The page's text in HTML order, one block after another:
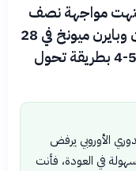
هكذا انتهت مواجهة نصف
النهائي الأولى بين باريس سان جيرمان وبايرن ميونخ في 28
أبريل 2026، حين انتصر الفرنسيون 5-4 بطريقة تحول
الأوروبي يرفض
في العودة، فأنت